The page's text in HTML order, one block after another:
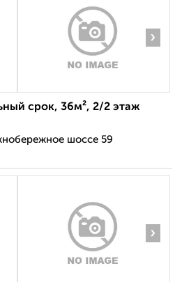
›
срок, 36м², 2/2 этаж
шоссе 59
›